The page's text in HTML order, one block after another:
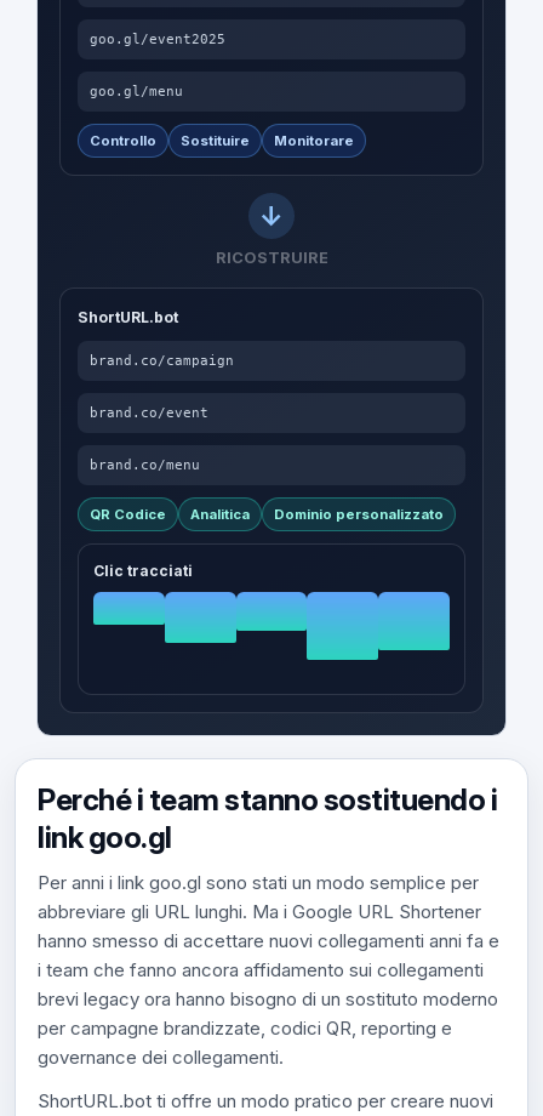
goo.gl/event2025
goo.gl/menu
Controllo Sostituire Monitorare
RICOSTRUIRE
ShortURL.bot
brand.co/campaign
brand.co/event
brand.co/menu
QR Codice Analitica Dominio personalizzato
Clic tracciati
Perché i team stanno sostituendo i
link goo.gl
Per anni i link goo.gl sono stati un modo semplice per
abbreviare gli URL lunghi. Ma i Google URL Shortener
hanno smesso di accettare nuovi collegamenti anni fa e
i team che fanno ancora affidamento sui collegamenti
brevi legacy ora hanno bisogno di un sostituto moderno
per campagne brandizzate, codici QR, reporting e
governance dei collegamenti.
ShortURL.bot ti offre un modo pratico per creare nuovi